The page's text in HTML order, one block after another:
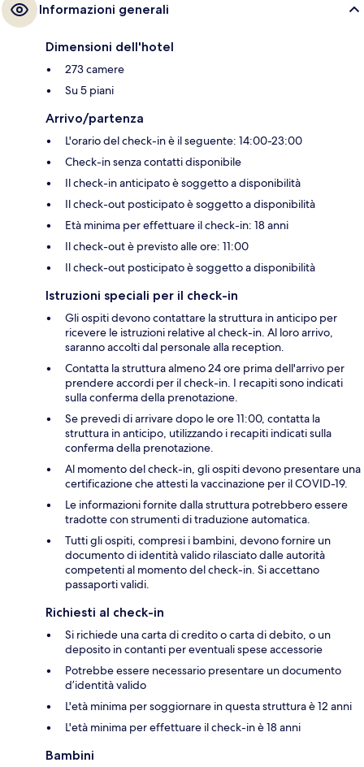
Informazioni generali
Dimensioni dell'hotel
273 camere
Su 5 piani
Arrivo/partenza
L'orario del check-in è il seguente: 14:00-23:00
Check-in senza contatti disponibile
Il check-in anticipato è soggetto a disponibilità
Il check-out posticipato è soggetto a disponibilità
Età minima per effettuare il check-in: 18 anni
Il check-out è previsto alle ore: 11:00
Il check-out posticipato è soggetto a disponibilità
Istruzioni speciali per il check-in
Gli ospiti devono contattare la struttura in anticipo per
ricevere le istruzioni relative al check-in. Al loro arrivo,
saranno accolti dal personale alla reception.
Contatta la struttura almeno 24 ore prima dell'arrivo per
prendere accordi per il check-in. I recapiti sono indicati
sulla conferma della prenotazione.
Se prevedi di arrivare dopo le ore 11:00, contatta la
struttura in anticipo, utilizzando i recapiti indicati sulla
conferma della prenotazione.
Al momento del check-in, gli ospiti devono presentare una
certificazione che attesti la vaccinazione per il COVID-19.
Le informazioni fornite dalla struttura potrebbero essere
tradotte con strumenti di traduzione automatica.
Tutti gli ospiti, compresi i bambini, devono fornire un
documento di identità valido rilasciato dalle autorità
competenti al momento del check-in. Si accettano
passaporti validi.
Richiesti al check-in
Si richiede una carta di credito o carta di debito, o un
deposito in contanti per eventuali spese accessorie
Potrebbe essere necessario presentare un documento
d’identità valido
L'età minima per soggiornare in questa struttura è 12 anni
L'età minima per effettuare il check-in è 18 anni
Bambini